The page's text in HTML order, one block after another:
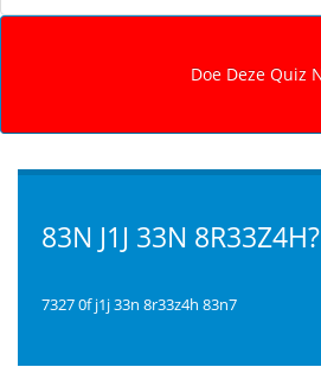
83N J1J 33N 8R33Z4H?
7327 0f j1j 33n 8r33z4h 83n7